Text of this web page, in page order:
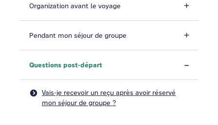
Organization avant le voyage
Pendant mon séjour de groupe
Questions post-départ
Vais-je recevoir un reçu après avoir réservé
mon séjour de groupe ?